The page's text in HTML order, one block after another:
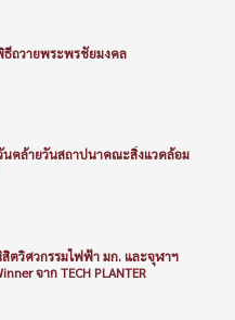
ธีถวายพระพรชัยมงคล
นคล้ายวันสถาปนาคณะสิ่งแวดล้อม
สิตวิศวกรรมไฟฟ้า มก. และจุฬาฯ
จาก TECH PLANTER